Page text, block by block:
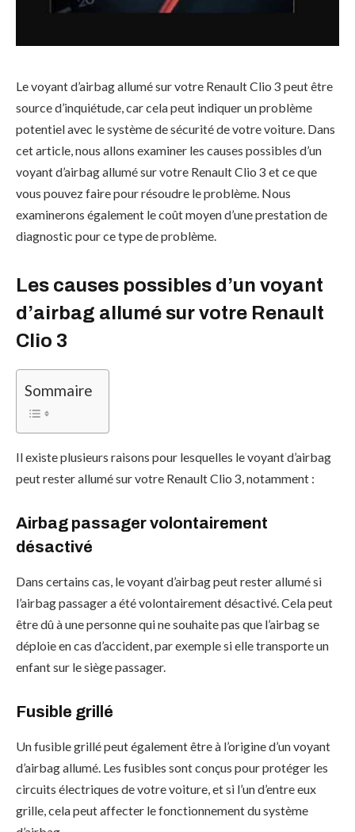
Le voyant d’airbag allumé sur votre Renault Clio 3 peut être
source d’inquiétude, car cela peut indiquer un problème
potentiel avec le système de sécurité de votre voiture. Dans
cet article, nous allons examiner les causes possibles d’un
voyant d’airbag allumé sur votre Renault Clio 3 et ce que
vous pouvez faire pour résoudre le problème. Nous
examinerons également le coût moyen d’une prestation de
diagnostic pour ce type de problème.
Les causes possibles d’un voyant
d’airbag allumé sur votre Renault
Clio 3
Sommaire
Il existe plusieurs raisons pour lesquelles le voyant d’airbag
peut rester allumé sur votre Renault Clio 3, notamment :
Airbag passager volontairement
désactivé
Dans certains cas, le voyant d’airbag peut rester allumé si
l’airbag passager a été volontairement désactivé. Cela peut
être dû à une personne qui ne souhaite pas que l’airbag se
déploie en cas d’accident, par exemple si elle transporte un
enfant sur le siège passager.
Fusible grillé
Un fusible grillé peut également être à l’origine d’un voyant
d’airbag allumé. Les fusibles sont conçus pour protéger les
circuits électriques de votre voiture, et si l’un d’entre eux
grille, cela peut affecter le fonctionnement du système